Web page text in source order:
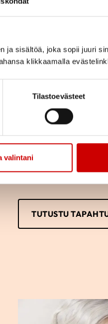
sisältöä, joka sopii juuri
klikkaamalla
Tilastoevästeet
valintani
Tutustu
Tutustu
osallistumaan tai
TUTUSTU